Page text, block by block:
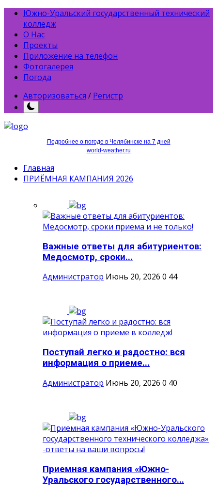
Южно-Уральский государственный технический
колледж
О Нас
Проекты
Приложение на телефон
Фотогалерея
Погода
Авторизоваться / Регистр
Подробнее о погоде в Челябинске на 7 дней
world-weather.ru
Главная
ПРИЁМНАЯ КАМПАНИЯ 2026
Важные ответы для абитуриентов:
Медосмотр, сроки...
Администратор Июнь 20, 2026 0 44
Поступай легко и радостно: вся
информация о приеме...
Администратор Июнь 20, 2026 0 40
Приемная кампания «Южно-
Уральского государственного...